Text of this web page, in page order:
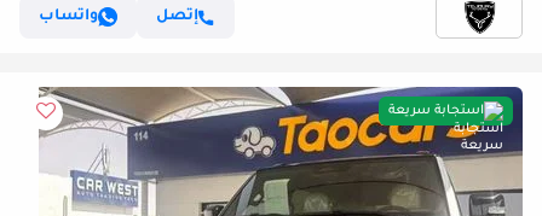
إتصل
واتساب
استجابة سريعة